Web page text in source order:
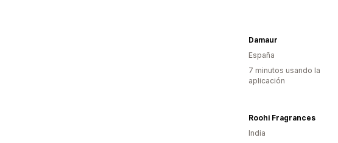
Damaur
España
7 minutos usando la
aplicación
Roohi Fragrances
India